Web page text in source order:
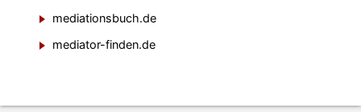
mediationsbuch.de
mediator-finden.de